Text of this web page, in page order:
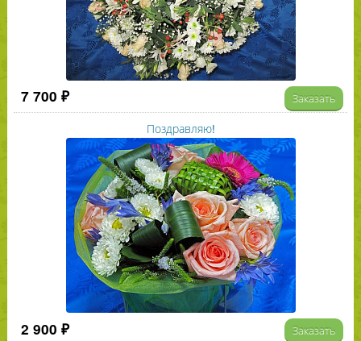
7 700 ₽ Заказать
Поздравляю!
2 900 ₽ Заказать